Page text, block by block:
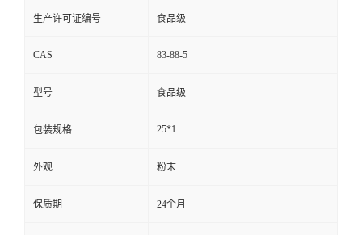
生产许可证编号 食品级
CAS 83-88-5
型号 食品级
包装规格 25*1
外观 粉末
保质期 24个月